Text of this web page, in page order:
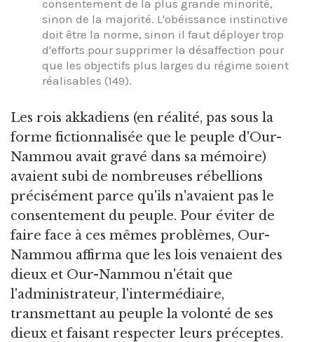
consentement de la plus grande minorité,
sinon de la majorité. L'obéissance instinctive
doit être la norme, sinon il faut déployer trop
d'efforts pour supprimer la désaffection pour
que les objectifs plus larges du régime soient
réalisables (149).
Les rois akkadiens (en réalité, pas sous la
forme fictionnalisée que le peuple d'Our-
Nammou avait gravé dans sa mémoire)
avaient subi de nombreuses rébellions
précisément parce qu'ils n'avaient pas le
consentement du peuple. Pour éviter de
faire face à ces mêmes problèmes, Our-
Nammou affirma que les lois venaient des
dieux et Our-Nammou n'était que
l'administrateur, l'intermédiaire,
transmettant au peuple la volonté de ses
dieux et faisant respecter leurs préceptes.